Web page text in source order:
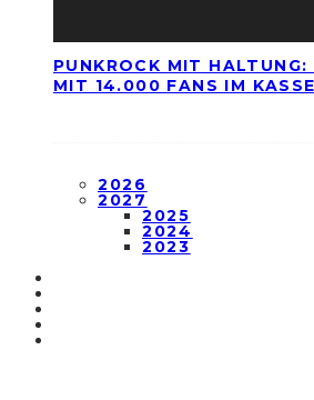
PUNKROCK MIT HALTUNG:
MIT 14.000 FANS IM
2026
2027
2025
2024
2023